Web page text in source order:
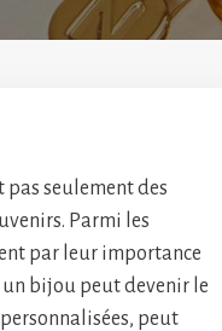
pas seulement des
Parmi les
par leur importance
bijou peut devenir le
peut